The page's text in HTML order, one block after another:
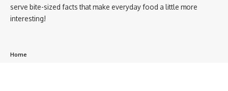
serve bite-sized facts that make everyday food a little more
interesting!
Home